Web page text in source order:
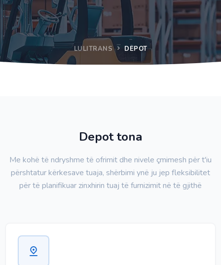
LULITRANS DEPOT
Depot tona
Me kohë të ndryshme të ofrimit dhe nivele çmimesh për t'iu
përshtatur kërkesave tuaja, shërbimi ynë ju jep fleksibilitet
për të planifikuar zinxhirin tuaj të furnizimit në të gjithë